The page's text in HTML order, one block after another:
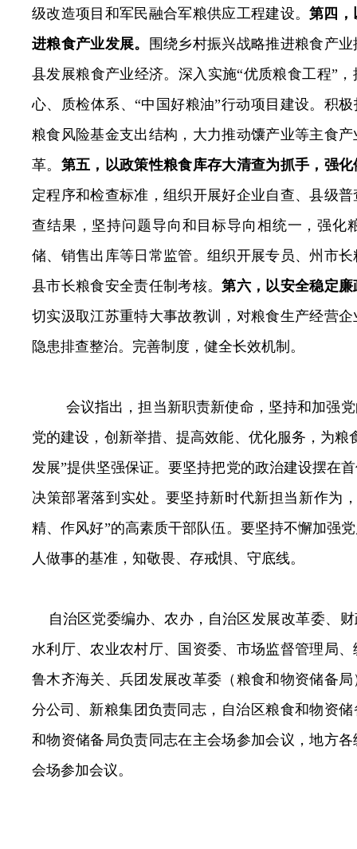
级改造项目和军民融合军粮供应工程建设。第四，
进粮食产业发展。
围绕乡村振兴战略推进粮食产
县发展粮食产业经济。 深入实施“优质粮食工程”，
心、质检体系、“中国好粮油”行动项目建设。积
粮食风险基金支出结构，大力推动馕产业等主食
革。 第五，以政策性粮食库存大清查为抓手，强
定程序和检查标准，组织开展好企业自查、县级
查结果，坚持问题导向和目标导向相统一，强化
储、销售出库等日常监管。组织开展专员、州市
县市长粮食安全责任制考核。第六，以安全稳定
切实汲取江苏重特大事故教训， 对粮食生产经营
隐患排查整治。完善制度，健全长效机制。
会议指出，担当新职责新使命，坚持和加强
党的建设，创新举措、提高效能、优化服务，为粮
发展”提供坚强保证。要坚持把党的政治建设摆在
决策部署落到实处。要坚持新时代新担当新作为
精、作风好”的高素质干部队伍。要坚持不懈加强
人做事的基准，知敬畏、存戒惧、守底线。
自治区党委编办、农办，自治区发展改革委、
水利厅、农业农村厅、国资委、市场监督管理局
鲁木齐海关、兵团发展改革委（粮食和物资储备局
分公司、 新粮集团负责同志，自治区粮食和物资
和物资储备局负责同志在主会场参加会议，地方
会场参加会议。